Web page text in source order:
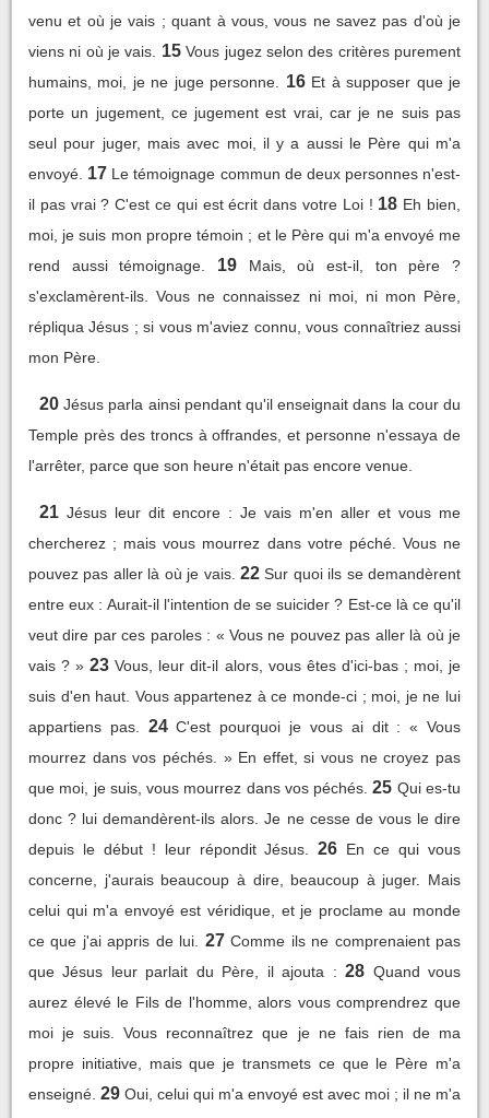
venu et où je vais ; quant à vous, vous ne savez pas d'où je
viens ni où je vais.
15 Vous jugez selon des critères purement
humains, moi, je ne juge personne.
16 Et à supposer que je
porte un jugement, ce jugement est vrai, car je ne suis pas
seul pour juger, mais avec moi, il y a aussi le Père qui m'a
envoyé. 17 Le témoignage commun de deux personnes n'est-
il pas vrai ? C'est ce qui est écrit dans votre Loi ! 18 Eh bien,
moi, je suis mon propre témoin ; et le Père qui m'a envoyé me
rend aussi témoignage.
19
Mais, où est-il, ton père ?
s'exclamèrent-ils. Vous ne connaissez ni moi, ni mon Père,
répliqua Jésus ; si vous m'aviez connu, vous connaîtriez aussi
mon Père.
20 Jésus parla ainsi pendant qu'il enseignait dans la cour du
Temple près des troncs à offrandes, et personne n'essaya de
l'arrêter, parce que son heure n'était pas encore venue.
21 Jésus leur dit encore : Je vais m'en aller et vous me
chercherez ; mais vous mourrez dans votre péché. Vous ne
pouvez pas aller là où je vais. 22 Sur quoi ils se demandèrent
entre eux : Aurait-il l'intention de se suicider ? Est-ce là ce qu'il
veut dire par ces paroles : « Vous ne pouvez pas aller là où je
vais ? » 23 Vous, leur dit-il alors, vous êtes d'ici-bas ; moi, je
suis d'en haut. Vous appartenez à ce monde-ci ; moi, je ne lui
appartiens pas.
24 C'est pourquoi je vous ai dit : « Vous
mourrez dans vos péchés. » En effet, si vous ne croyez pas
que moi, je suis, vous mourrez dans vos péchés. 25 Qui es-tu
donc ? lui demandèrent-ils alors. Je ne cesse de vous le dire
depuis le début ! leur répondit Jésus.
26 En ce qui vous
concerne, j'aurais beaucoup à dire, beaucoup à juger. Mais
celui qui m'a envoyé est véridique, et je proclame au monde
ce que j'ai appris de lui.
27 Comme ils ne comprenaient pas
que Jésus leur parlait du Père, il ajouta : 28 Quand vous
aurez élevé le Fils de l'homme, alors vous comprendrez que
moi je suis. Vous reconnaîtrez que je ne fais rien de ma
propre initiative, mais que je transmets ce que le Père m'a
enseigné. 29 Oui, celui qui m'a envoyé est avec moi ; il ne m'a